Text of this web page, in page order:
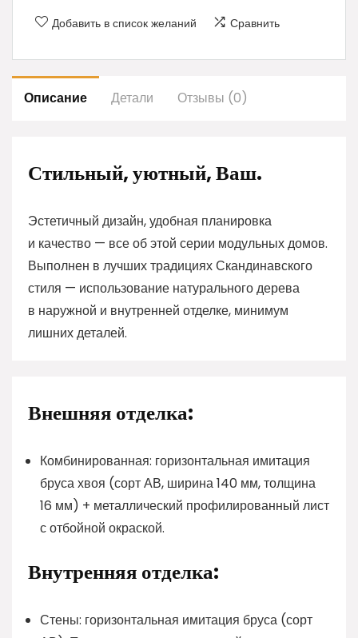
Добавить в список желаний Сравнить
Описание Детали Отзывы (0)
Стильный, уютный, Ваш.
Эстетичный дизайн, удобная планировка
и качество — все об этой серии модульных домов.
Выполнен в лучших традициях Скандинавского
стиля — использование натурального дерева
в наружной и внутренней отделке, минимум
лишних деталей.
Внешняя отделка:
Комбинированная: горизонтальная имитация
бруса хвоя (сорт АВ, ширина 140 мм, толщина
16 мм) + металлический профилированный лист
с отбойной окраской.
Внутренняя отделка:
Стены: горизонтальная имитация бруса (сорт